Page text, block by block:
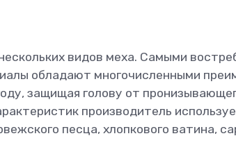
видов меха. Самыми
обладают многочисленными
защищая голову от
производитель
песца, хлопкового ватина,